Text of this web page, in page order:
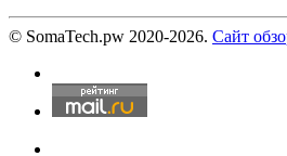
© SomaTech.pw 2020-2026. Сайт